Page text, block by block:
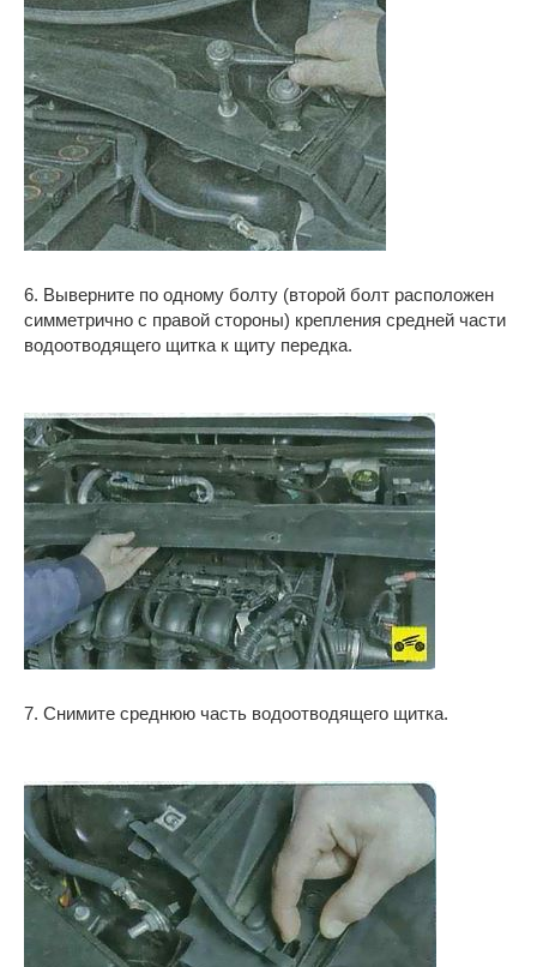
6. Выверните по одному болту (второй болт расположен
симметрично с правой стороны) крепления средней части
водоотводящего щитка к щиту передка.
7. Снимите среднюю часть водоотводящего щитка.